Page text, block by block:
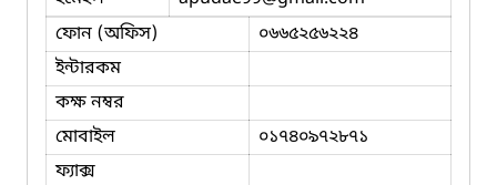
ফোন (অফিস)
০৬৬৫২৫৬২২৪
ইন্টারকম
কক্ষ নম্বর
মোবাইল
০১৭৪০৯৭২৮৭১
ফ্যাক্স